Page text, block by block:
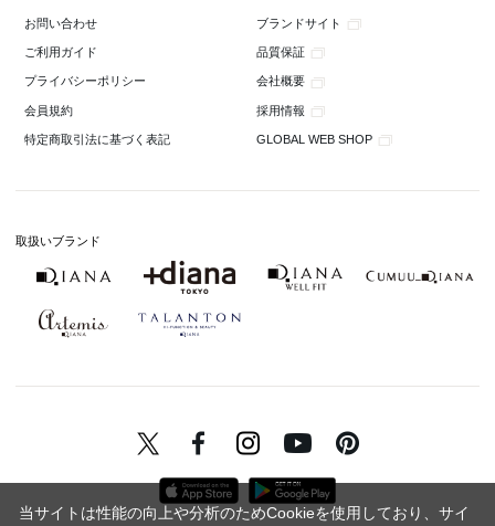
お問い合わせ ブランドサイト
ご利用ガイド 品質保証
プライバシーポリシー 会社概要
会員規約 採用情報
特定商取引法に基づく表記 GLOBAL WEB SHOP
取扱いブランド
当サイトは性能の向上や分析のためCookieを使用しており、サイ